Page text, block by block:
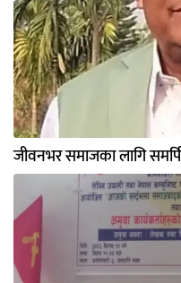
जीवनभर समाजका लागि